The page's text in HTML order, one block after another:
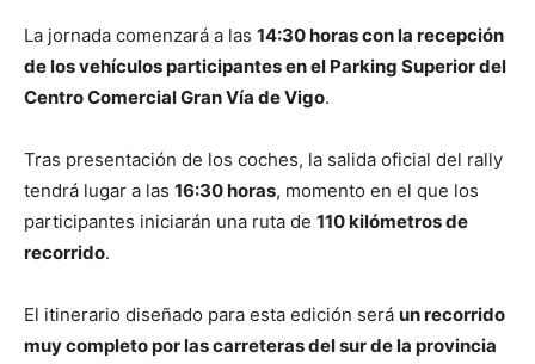
La jornada comenzará a las 14:30 horas con la recepción
de los vehículos participantes en el Parking Superior del
Centro Comercial Gran Vía de Vigo.
Tras presentación de los coches, la salida oficial del rally
tendrá lugar a las 16:30 horas, momento en el que los
participantes iniciarán una ruta de 110 kilómetros de
recorrido.
El itinerario diseñado para esta edición será un recorrido
muy completo por las carreteras del sur de la provincia